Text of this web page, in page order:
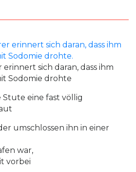
sich daran, dass ihm
Sodomie drohte
eine fast völlig
umschlossen ihn in einer
war,
vorbei